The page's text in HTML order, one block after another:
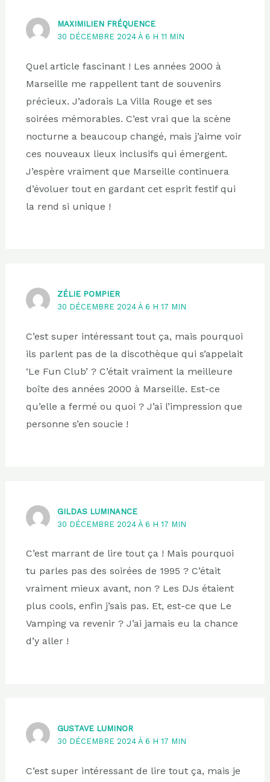
MAXIMILIEN FRÉQUENCE
30 DÉCEMBRE 2024 À 6 H 11 MIN
Quel article fascinant ! Les années 2000 à
Marseille me rappellent tant de souvenirs
précieux. J’adorais La Villa Rouge et ses
soirées mémorables. C’est vrai que la scène
nocturne a beaucoup changé, mais j’aime voir
ces nouveaux lieux inclusifs qui émergent.
J’espère vraiment que Marseille continuera
d’évoluer tout en gardant cet esprit festif qui
la rend si unique !
ZÉLIE POMPIER
30 DÉCEMBRE 2024 À 6 H 17 MIN
C’est super intéressant tout ça, mais pourquoi
ils parlent pas de la discothèque qui s’appelait
‘Le Fun Club’ ? C’était vraiment la meilleure
boîte des années 2000 à Marseille. Est-ce
qu’elle a fermé ou quoi ? J’ai l’impression que
personne s’en soucie !
GILDAS LUMINANCE
30 DÉCEMBRE 2024 À 6 H 17 MIN
C’est marrant de lire tout ça ! Mais pourquoi
tu parles pas des soirées de 1995 ? C’était
vraiment mieux avant, non ? Les DJs étaient
plus cools, enfin j’sais pas. Et, est-ce que Le
Vamping va revenir ? J’ai jamais eu la chance
d’y aller !
GUSTAVE LUMINOR
30 DÉCEMBRE 2024 À 6 H 17 MIN
C’est super intéressant de lire tout ça, mais je